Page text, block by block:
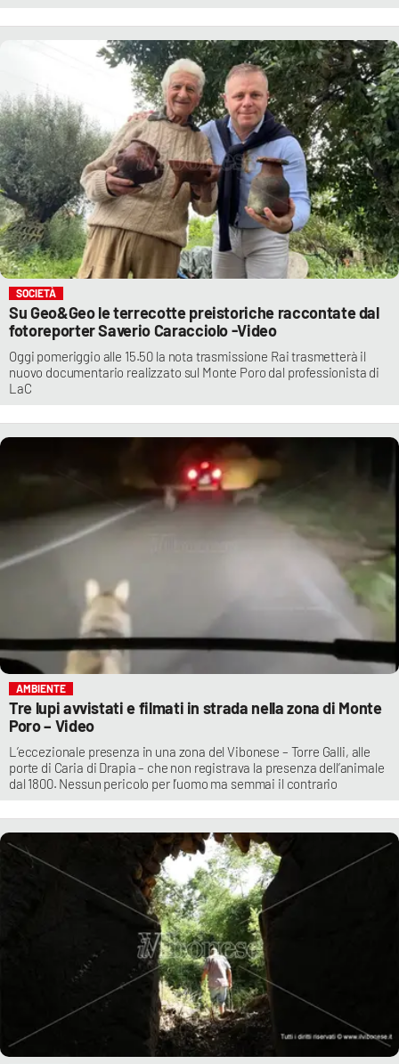
SOCIETÀ
Su Geo&Geo le terrecotte preistoriche raccontate dal
fotoreporter Saverio Caracciolo -Video
Oggi pomeriggio alle 15.50 la nota trasmissione Rai trasmetterà il
nuovo documentario realizzato sul Monte Poro dal professionista di
LaC
AMBIENTE
Tre lupi avvistati e filmati in strada nella zona di Monte
Poro – Video
L’eccezionale presenza in una zona del Vibonese – Torre Galli, alle
porte di Caria di Drapia – che non registrava la presenza dell’animale
dal 1800. Nessun pericolo per l’uomo ma semmai il contrario